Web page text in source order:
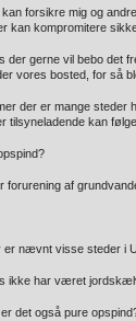
forsikre mig og
kan kompromitere
der gerne vil bebo det
vores bosted, for så
der er mange steder
kan følge
forurening af
nævnt visse steder i
ikke har været
det også pure